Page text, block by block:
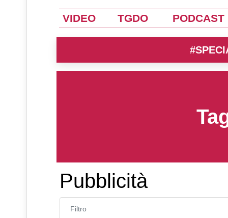
VIDEO TGDO PODCAST
Pubblicità
Inserisci parte del titolo